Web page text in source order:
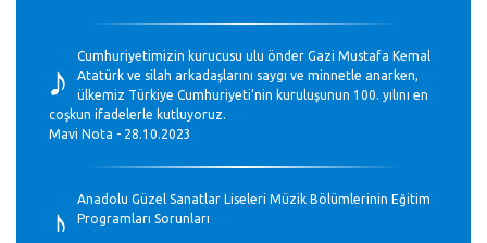
♪
Cumhuriyetimizin kurucusu ulu önder Gazi Mustafa Kemal
Atatürk ve silah arkadaşlarını saygı ve minnetle anarken,
ülkemiz Türkiye Cumhuriyeti’nin kuruluşunun 100. yılını en
coşkun ifadelerle kutluyoruz.
Mavi Nota - 28.10.2023
♪
Anadolu Güzel Sanatlar Liseleri Müzik Bölümlerinin Eğitim
Programları Sorunları